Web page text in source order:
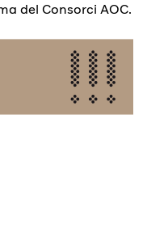
del Consorci AOC.